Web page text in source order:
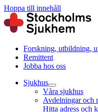
Hoppa till innehåll
Forskning, utbildning,
Remittent
Jobba hos oss
Sjukhus
Våra sjukhus
Avdelningar och
Hitta adress och